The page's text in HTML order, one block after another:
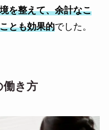
を整えて、余計なこ
とも効果的でした。
働き方